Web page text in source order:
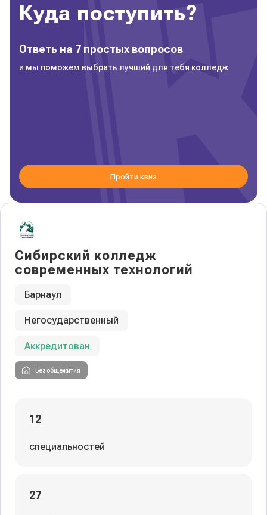
Сибирский колледж
современных технологий
Барнаул
Негосударственный
Аккредитован
Без общежития
12
специальностей
27
Куда поступить?
Ответь на 7 простых вопросов
и мы поможем выбрать лучший для тебя колледж
Пройти квиз